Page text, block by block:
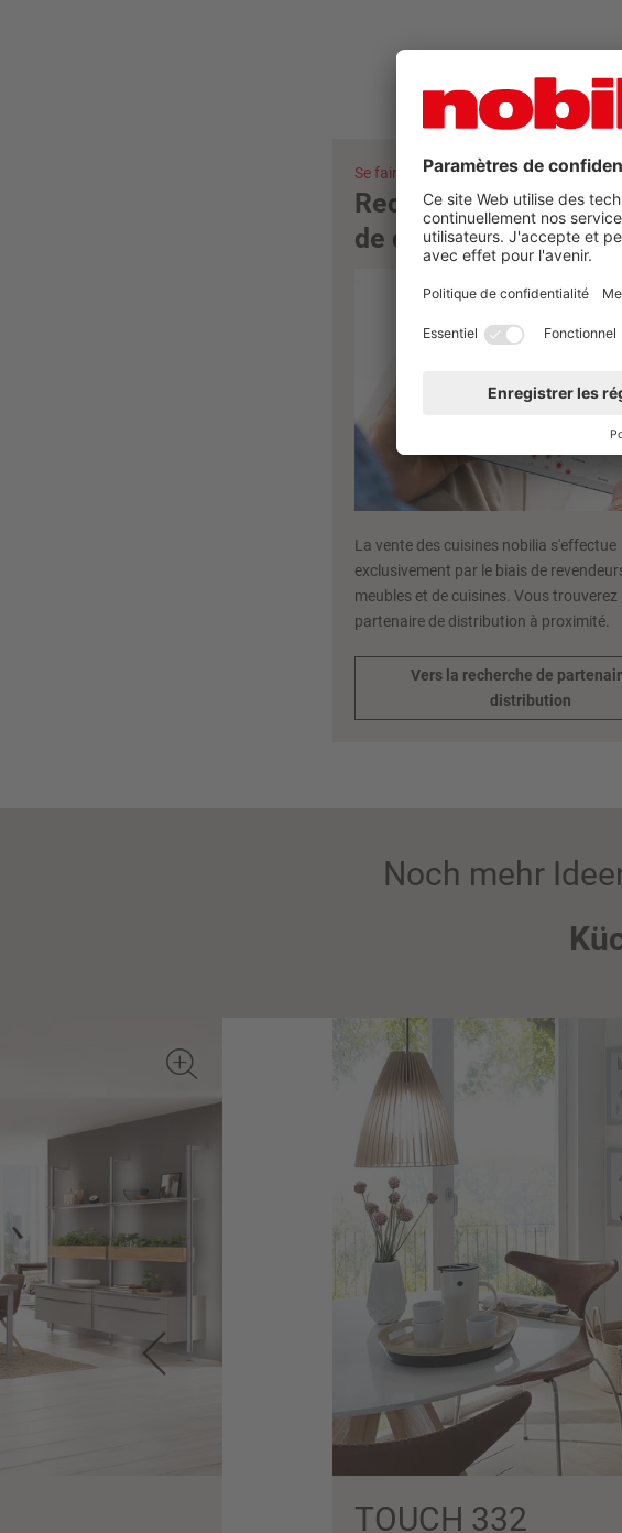
Se faire conseiller maintenant
Recherche de
de distribution
La vente des cuisines nobilia s'effectue
exclusivement par le biais de
meubles et de cuisines. Vous trouverez
partenaire de distribution à proximité.
Vers la recherche de
distribution
Noch mehr
TOUCH 332